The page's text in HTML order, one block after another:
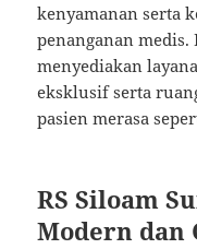
kenyamanan serta
penanganan
menyediakan
eksklusif serta
pasien merasa
RS Siloam
Modern dan